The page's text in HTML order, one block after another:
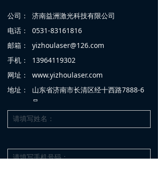
公司：
济南益洲激光科技有限公司
电话：
0531-83161816
邮箱：
yizhoulaser@126.com
手机：
13964119302
网址：
www.yizhoulaser.com
地址：
山东省济南市长清区经十西路7888-6
号